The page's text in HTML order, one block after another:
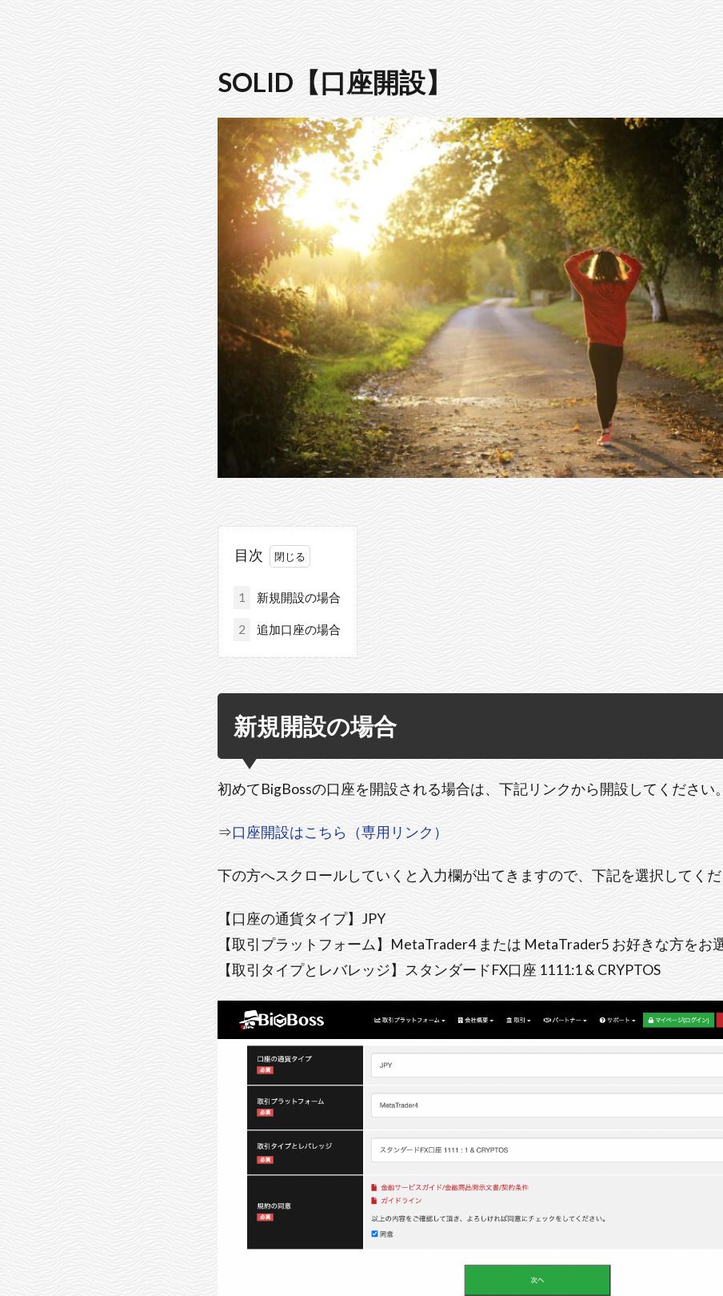
SOLID【口座開設】
目次
1 新規開設の場合
2 追加口座の場合
新規開設の場合
初めてBigBossの口座を開設される場合は、下記リンクから開設してください。
⇒口座開設はこちら（専用リンク）
下の方へスクロールしていくと入力欄が出てきますので、下記を選択してくだ
【口座の通貨タイプ】JPY
【取引プラットフォーム】MetaTrader4 または MetaTrader5 お好きな方をお
【取引タイプとレバレッジ】スタンダードFX口座 1111:1 & CRYPTOS